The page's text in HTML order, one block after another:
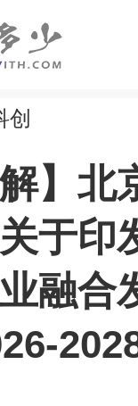
创
解】
于印
融合